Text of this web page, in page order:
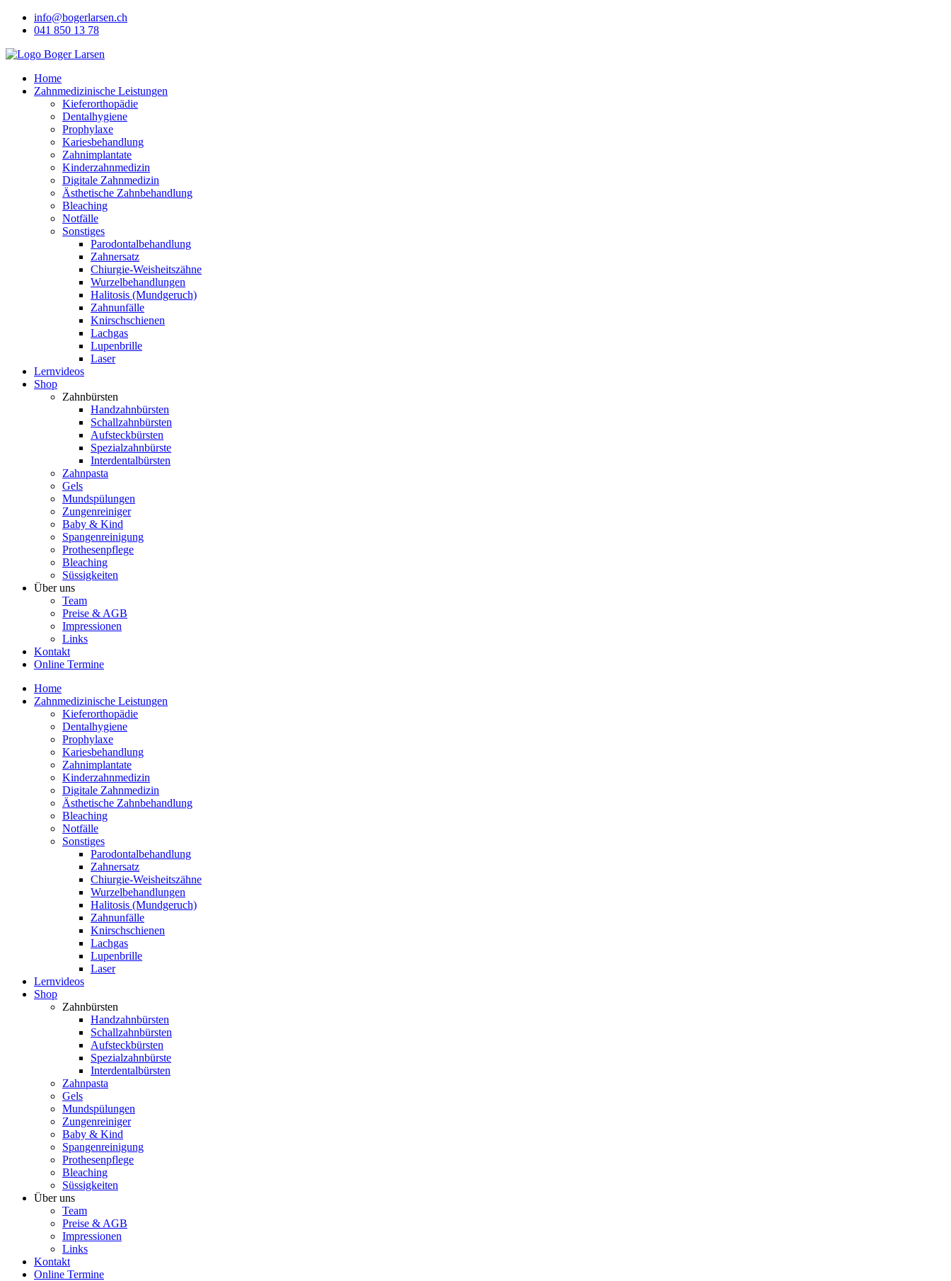
Skip
info@bogerlarsen.ch
041 850 13 78
Home
Zahnmedizinische Leistungen
Kieferorthopädie
Dentalhygiene
Prophylaxe
Kariesbehandlung
Zahnimplantate
Kinderzahnmedizin
Digitale Zahnmedizin
Ästhetische Zahnbehandlung
Bleaching
Notfälle
Sonstiges
Parodontalbehandlung
Zahnersatz
Chiurgie-Weisheitszähne
Wurzelbehandlungen
Halitosis (Mundgeruch)
Zahnunfälle
Knirschschienen
Lachgas
Lupenbrille
Laser
Lernvideos
Shop
Zahnbürsten
Handzahnbürsten
Schallzahnbürsten
Aufsteckbürsten
Spezialzahnbürste
Interdentalbürsten
Zahnpasta
Gels
Mundspülungen
Zungenreiniger
Baby & Kind
Spangenreinigung
Prothesenpflege
Bleaching
Süssigkeiten
Über uns
Team
Preise & AGB
Impressionen
Links
Kontakt
Online Termine
Home
Zahnmedizinische Leistungen
Kieferorthopädie
Dentalhygiene
Prophylaxe
Kariesbehandlung
Zahnimplantate
Kinderzahnmedizin
Digitale Zahnmedizin
Ästhetische Zahnbehandlung
Bleaching
Notfälle
Sonstiges
Parodontalbehandlung
Zahnersatz
Chiurgie-Weisheitszähne
Wurzelbehandlungen
Halitosis (Mundgeruch)
Zahnunfälle
Knirschschienen
Lachgas
Lupenbrille
Laser
Lernvideos
Shop
Zahnbürsten
Handzahnbürsten
Schallzahnbürsten
Aufsteckbürsten
Spezialzahnbürste
Interdentalbürsten
Zahnpasta
Gels
Mundspülungen
Zungenreiniger
Baby & Kind
Spangenreinigung
Prothesenpflege
Bleaching
Süssigkeiten
Über uns
Team
Preise & AGB
Impressionen
Links
Kontakt
Online Termine